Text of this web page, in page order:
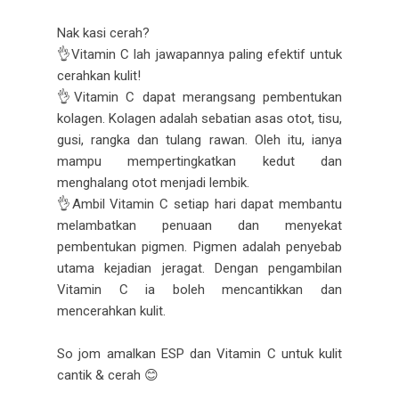
Nak kasi cerah?
👌Vitamin C lah jawapannya paling efektif untuk
cerahkan kulit!
👌Vitamin C dapat merangsang pembentukan
kolagen. Kolagen adalah sebatian asas otot, tisu,
gusi, rangka dan tulang rawan. Oleh itu, ianya
mampu mempertingkatkan kedut dan
menghalang otot menjadi lembik.
👌Ambil Vitamin C setiap hari dapat membantu
melambatkan penuaan dan menyekat
pembentukan pigmen. Pigmen adalah penyebab
utama kejadian jeragat. Dengan pengambilan
Vitamin C ia boleh mencantikkan dan
mencerahkan kulit.
So jom amalkan ESP dan Vitamin C untuk kulit
cantik & cerah 😊